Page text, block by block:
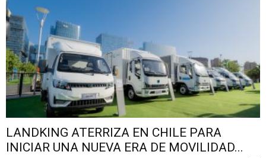
LANDKING ATERRIZA EN CHILE PARA
INICIAR UNA NUEVA ERA DE MOVILIDAD...